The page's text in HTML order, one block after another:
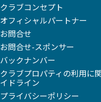
クラブコンセプト
オフィシャルパートナー
お問合せ
お問合せ-スポンサー
バックナンバー
クラブプロパティの利用に
イドライン
プライバシーポリシー